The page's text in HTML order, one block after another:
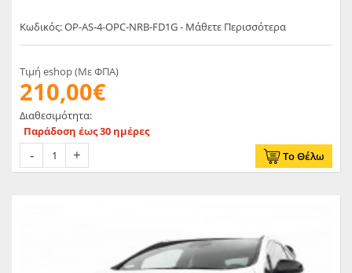
Κωδικός: OP-AS-4-OPC-NRB-FD1G - Μάθετε Περισσότερα
Τιμή eshop (Με ΦΠΑ)
210,00€
Διαθεσιμότητα:
Παράδοση έως 30 ημέρες
Το Θέλω